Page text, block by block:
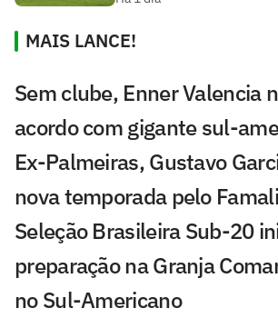
MAIS LANCE!
Sem clube, Enner Valencia
acordo com gigante sul-
Ex-Palmeiras, Gustavo
nova temporada pelo
Seleção Brasileira Sub-20
preparação na Granja
no Sul-Americano